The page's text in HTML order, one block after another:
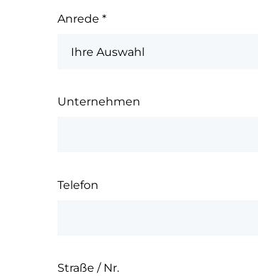
Anrede *
Unternehmen
Telefon
Straße / Nr.